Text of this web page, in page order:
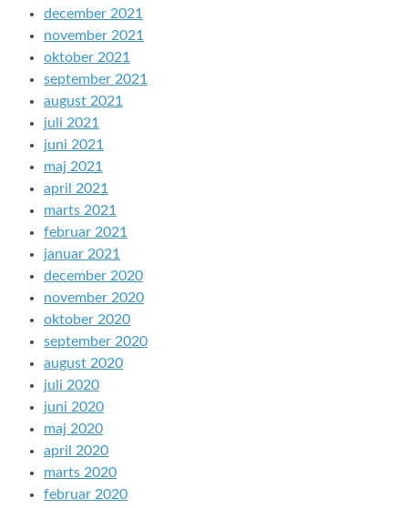
december 2021
november 2021
oktober 2021
september 2021
august 2021
juli 2021
juni 2021
maj 2021
april 2021
marts 2021
februar 2021
januar 2021
december 2020
november 2020
oktober 2020
september 2020
august 2020
juli 2020
juni 2020
maj 2020
april 2020
marts 2020
februar 2020